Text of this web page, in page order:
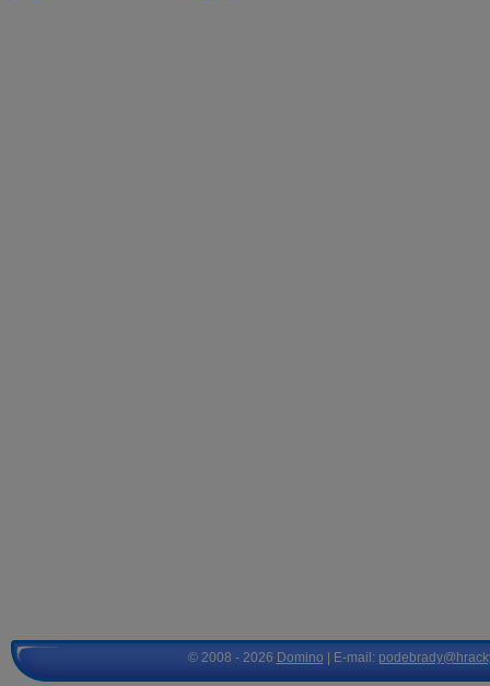
© 2008 - 2026 Domino | E-mail: